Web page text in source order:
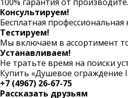
100% гарантия от
Консультируем!
Бесплатная
Тестируем!
Мы включаем в ассортимент
Устанавливаем!
Не тратьте время на поиски
Купить «Душевое ограждение
+7 (4967) 26-67-75
Рассказать друзьям